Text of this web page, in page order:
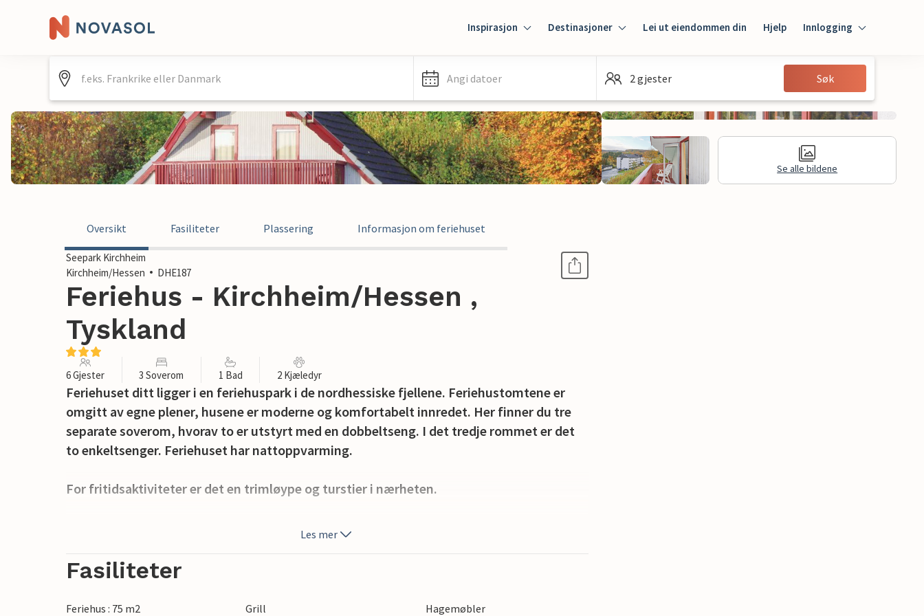
Inspirasjon Destinasjoner Lei ut eiendommen din Hjelp Innlogging
Innlogging
Gjest
Angi datoer 2 gjester Søk
Se alle bildene
Oversikt Fasiliteter Plassering Informasjon om feriehuset
Seepark Kirchheim
Kirchheim/Hessen
DHE187
Feriehus - Kirchheim/Hessen ,
Tyskland
6 Gjester 3 Soverom 1 Bad 2 Kjæledyr
Feriehuset ditt ligger i en feriehuspark i de nordhessiske fjellene. Feriehustomtene er
omgitt av egne plener, husene er moderne og komfortabelt innredet. Her finner du tre
separate soverom, hvorav to er utstyrt med en dobbeltseng. I det tredje rommet er det
to enkeltsenger. Feriehuset har nattoppvarming.
For fritidsaktiviteter er det en trimløype og turstier i nærheten.
Rotkäppchenland ligger mellom dalene Knüllwald og Fulda, midt i de nordhessiske
eventyrveien. Mange godt utbygde tur- og sykkelstier inviterer besøkende til å utforske
Fulda-sykkelstien. Karakteristisk for Rotkäppchenland er også et stort antall museer
Les mer
Fasiliteter
Feriehus : 75 m2 Grill
Hagemøbler